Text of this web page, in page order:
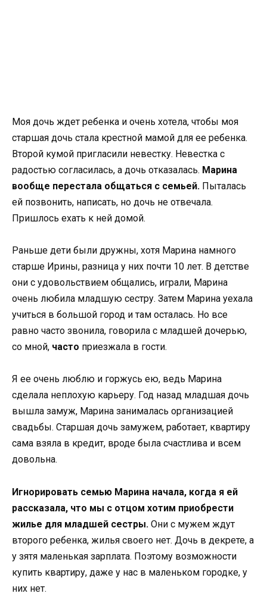
Моя дочь ждет ребенка и очень хотела, чтобы моя
старшая дочь стала крестной мамой для ее ребенка.
Второй кумой пригласили невестку. Невестка с
радостью согласилась, а дочь отказалась. Марина
вообще перестала общаться с семьей. Пыталась
ей позвонить, написать, но дочь не отвечала.
Пришлось ехать к ней домой.
Раньше дети были дружны, хотя Марина намного
старше Ирины, разница у них почти 10 лет. В детстве
они с удовольствием общались, играли, Марина
очень любила младшую сестру. Затем Марина уехала
учиться в большой город и там осталась. Но все
равно часто звонила, говорила с младшей дочерью,
со мной, часто приезжала в гости.
Я ее очень люблю и горжусь ею, ведь Марина
сделала неплохую карьеру. Год назад младшая дочь
вышла замуж, Марина занималась организацией
свадьбы. Старшая дочь замужем, работает, квартиру
сама взяла в кредит, вроде была счастлива и всем
довольна.
Игнорировать семью Марина начала, когда я ей
рассказала, что мы с отцом хотим приобрести
жилье для младшей сестры. Они с мужем ждут
второго ребенка, жилья своего нет. Дочь в декрете, а
у зятя маленькая зарплата. Поэтому возможности
купить квартиру, даже у нас в маленьком городке, у
них нет.